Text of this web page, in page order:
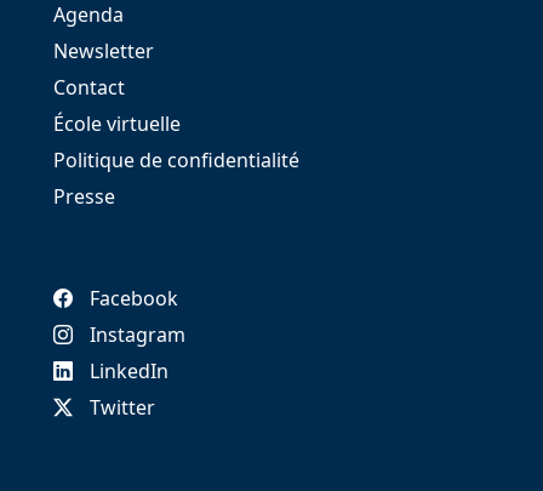
Agenda
Newsletter
Contact
École virtuelle
Politique de confidentialité
Presse
Facebook
Instagram
LinkedIn
Twitter